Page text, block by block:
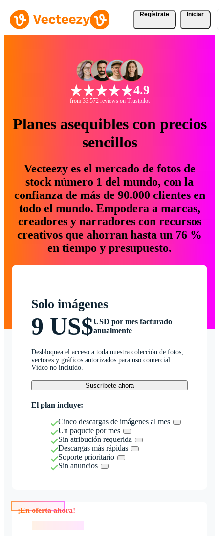
Regístrate Iniciar
4.9
from 33.572 reviews on Trustpilot
Planes asequibles con precios
sencillos
Vecteezy es el mercado de fotos de
stock número 1 del mundo, con la
confianza de más de 90.000 clientes en
todo el mundo. Empodera a marcas,
creadores y narradores con recursos
creativos que ahorran hasta un 76 %
en tiempo y presupuesto.
Solo imágenes
9 US$USD por mes facturado
anualmente
Desbloquea el acceso a toda nuestra colección de fotos,
vectores y gráficos autorizados para uso comercial.
Vídeo no incluido.
Suscríbete ahora
El plan incluye:
Cinco descargas de imágenes al mes
Un paquete por mes
Sin atribución requerida
Descargas más rápidas
Soporte prioritario
Sin anuncios